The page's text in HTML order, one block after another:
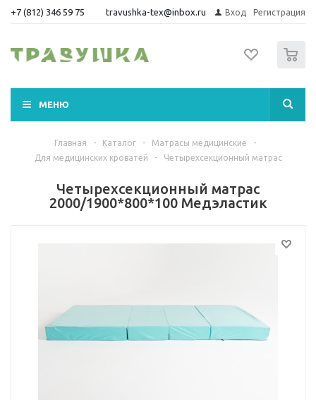
+7 (812) 346 59 75 travushka-tex@inbox.ru Вход Регистрация
МЕНЮ
Главная - Каталог - Матрасы медицинские
-
Для медицинских кроватей
- Четырехсекционный матрас
Четырехсекционный матрас
2000/1900*800*100 Медэластик